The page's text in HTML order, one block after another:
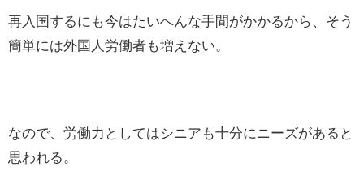
再入国するにも今はたいへんな手間がかかるから、そう
簡単には外国人労働者も増えない。
なので、労働力としてはシニアも十分にニーズがあると
思われる。